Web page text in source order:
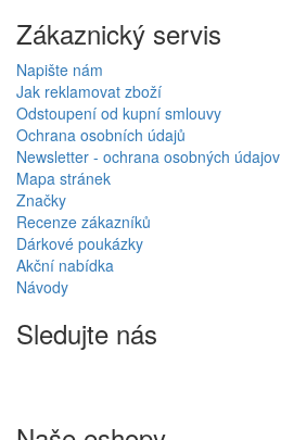
Zákaznický servis
Napište nám
Jak reklamovat zboží
Odstoupení od kupní smlouvy
Ochrana osobních údajů
Newsletter - ochrana osobných údajov
Mapa stránek
Značky
Recenze zákazníků
Dárkové poukázky
Akční nabídka
Návody
Sledujte nás